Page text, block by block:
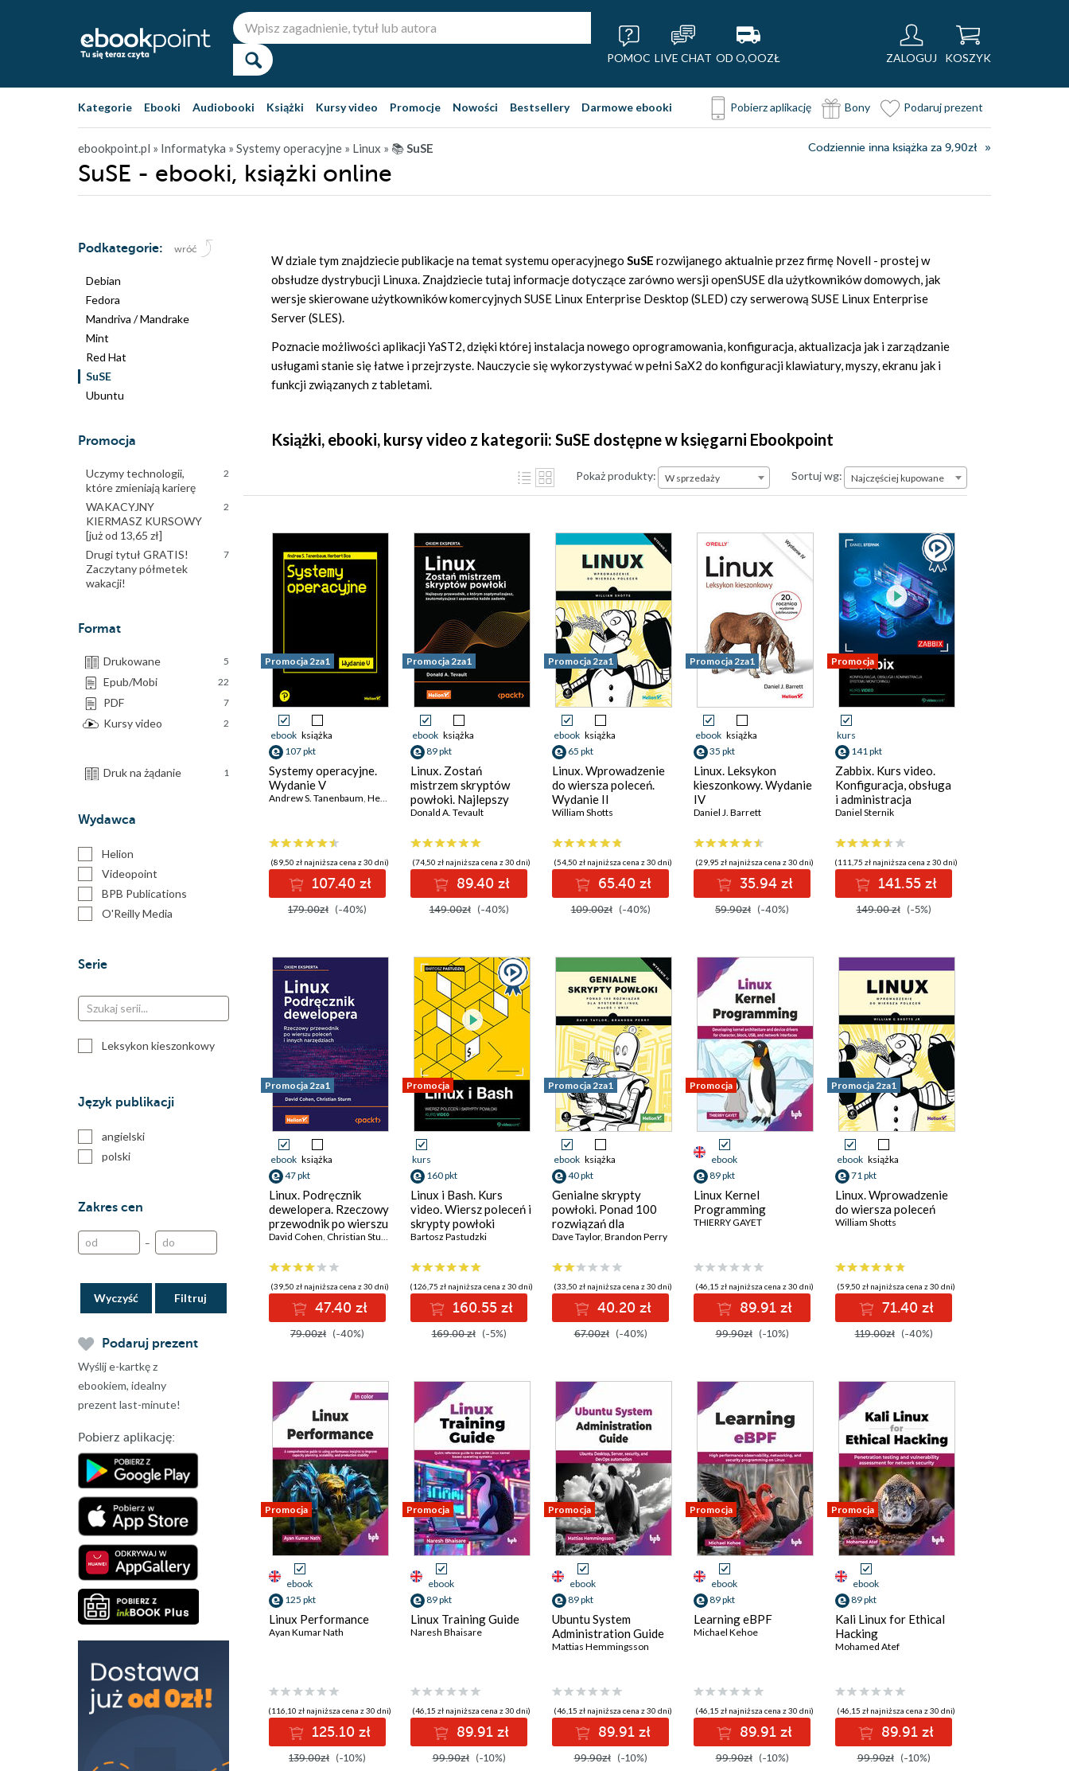
POMOC LIVE CHAT OD O,OOZŁ ZALOGUJ KOSZYK
Kategorie Ebooki Audiobooki Książki Kursy video Promocje Nowości Bestsellery Darmowe ebooki Pobierz aplikację Bony Podaruj prezent
ebookpoint.pl » Informatyka » Systemy operacyjne » Linux » 📚SuSE Codziennie inna książka za 9,90zł
SuSE - ebooki, książki online
Podkategorie: wróć
Debian
Fedora
Mandriva / Mandrake
Mint
Red Hat
SuSE
Ubuntu
Promocja
Uczymy technologii,
które zmieniają karierę
2
WAKACYJNY
KIERMASZ KURSOWY
[już od 13,65 zł]
2
Drugi tytuł GRATIS!
Zaczytany półmetek
wakacji!
7
Format
Drukowane 5
Epub/Mobi 22
PDF 7
Kursy video 2
Druk na żądanie 1
Wydawca
Helion
Videopoint
BPB Publications
O'Reilly Media
Serie
Leksykon kieszonkowy
Język publikacji
angielski
polski
Zakres cen
–
Wyczyść
Podaruj prezent
Wyślij e-kartkę z
ebookiem, idealny
prezent last-minute!
Pobierz aplikację:
W dziale tym znajdziecie publikacje na temat systemu operacyjnego SuSE rozwijanego aktualnie przez firmę Novell - prostej w
obsłudze dystrybucji Linuxa. Znajdziecie tutaj informacje dotyczące zarówno wersji openSUSE dla użytkowników domowych, jak
wersje skierowane użytkowników komercyjnych SUSE Linux Enterprise Desktop (SLED) czy serwerową SUSE Linux Enterprise
Server (SLES).
Poznacie możliwości aplikacji YaST2, dzięki której instalacja nowego oprogramowania, konfiguracja, aktualizacja jak i zarządzanie
usługami stanie się łatwe i przejrzyste. Nauczycie się wykorzystywać w pełni SaX2 do konfiguracji klawiatury, myszy, ekranu jak i
funkcji związanych z tabletami.
Książki, ebooki, kursy video z kategorii: SuSE dostępne w księgarni Ebookpoint
Pokaż produkty: W sprzedaży Sortuj wg:Najczęściej kupowane
Najczęściej kupowane
Promocja 2za1
ebook książka
107 pkt
Systemy operacyjne.
Wydanie V
Andrew S. Tanenbaum, Herbert Bos
(89,50 zł najniższa cena z 30 dni)
107.40 zł
179.00zł (-40%)
Promocja 2za1
ebook książka
89 pkt
Linux. Zostań
mistrzem skryptów
powłoki. Najlepszy
przewodnik, z którym
zautomatyzujesz i
usprawnisz każde
zadanie
Donald A. Tevault
(74,50 zł najniższa cena z 30 dni)
89.40 zł
149.00zł (-40%)
Promocja 2za1
ebook książka
65 pkt
Linux. Wprowadzenie
do wiersza poleceń.
Wydanie II
William Shotts
(54,50 zł najniższa cena z 30 dni)
65.40 zł
109.00zł (-40%)
Promocja 2za1
ebook książka
35 pkt
Linux. Leksykon
kieszonkowy. Wydanie
IV
Daniel J. Barrett
(29,95 zł najniższa cena z 30 dni)
35.94 zł
59.90zł (-40%)
Promocja
kurs
141 pkt
Zabbix. Kurs video.
Konfiguracja, obsługa
i administracja
systemu monitoringu
Daniel Sternik
(111,75 zł najniższa cena z 30 dni)
141.55 zł
149.00 zł (-5%)
Promocja 2za1
ebook książka
47 pkt
Linux. Podręcznik
dewelopera. Rzeczowy
przewodnik po wierszu
poleceń i innych
David Cohen, Christian Sturm
(39,50 zł najniższa cena z 30 dni)
47.40 zł
79.00zł (-40%)
Promocja
kurs
160 pkt
Linux i Bash. Kurs
video. Wiersz poleceń i
skrypty powłoki
Bartosz Pastudzki
(126,75 zł najniższa cena z 30 dni)
160.55 zł
169.00 zł (-5%)
Promocja 2za1
ebook książka
40 pkt
Genialne skrypty
powłoki. Ponad 100
rozwiązań dla
systemów Linux,
Dave Taylor, Brandon Perry
(33,50 zł najniższa cena z 30 dni)
40.20 zł
67.00zł (-40%)
Promocja
ebook
89 pkt
Linux Kernel
Programming
THIERRY GAYET
(46,15 zł najniższa cena z 30 dni)
89.91 zł
99.90zł (-10%)
Promocja 2za1
ebook książka
71 pkt
Linux. Wprowadzenie
do wiersza poleceń
William Shotts
(59,50 zł najniższa cena z 30 dni)
71.40 zł
119.00zł (-40%)
Promocja
ebook
125 pkt
Linux Performance
Ayan Kumar Nath
(116,10 zł najniższa cena z 30 dni)
125.10 zł
139.00zł (-10%)
Promocja
ebook
89 pkt
Linux Training Guide
Naresh Bhaisare
(46,15 zł najniższa cena z 30 dni)
89.91 zł
99.90zł (-10%)
Promocja
ebook
89 pkt
Ubuntu System
Administration Guide
Mattias Hemmingsson
(46,15 zł najniższa cena z 30 dni)
89.91 zł
99.90zł (-10%)
Promocja
ebook
89 pkt
Learning eBPF
Michael Kehoe
(46,15 zł najniższa cena z 30 dni)
89.91 zł
99.90zł (-10%)
Promocja
ebook
89 pkt
Kali Linux for Ethical
Hacking
Mohamed Atef
(46,15 zł najniższa cena z 30 dni)
89.91 zł
99.90zł (-10%)